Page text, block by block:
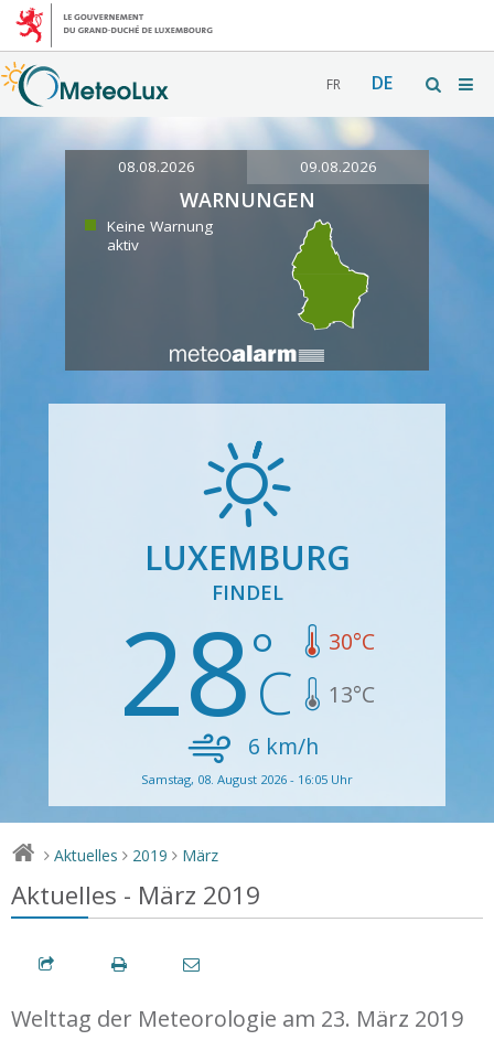
FR DE
08.08.2026 09.08.2026
WARNUNGEN
Keine Warnung
aktiv
LUXEMBURG
FINDEL
28 30°C
13°C
6 km/h
Samstag, 08. August 2026 - 16:05 Uhr
> Aktuelles > 2019 > März
Aktuelles - März 2019
Welttag der Meteorologie am 23. März 2019